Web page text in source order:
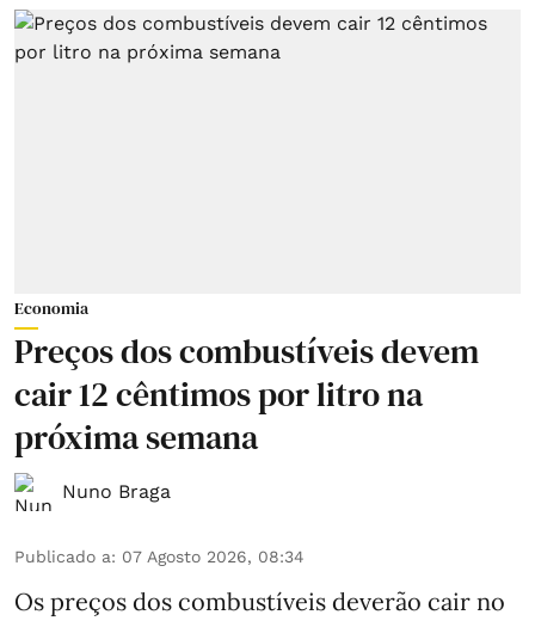
Economia
Preços dos combustíveis devem
cair 12 cêntimos por litro na
próxima semana
Nuno Braga
Publicado a: 07 Agosto 2026, 08:34
Os preços dos combustíveis deverão cair no